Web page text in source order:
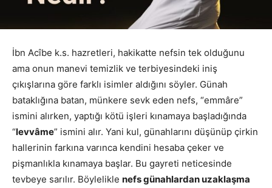
İbn Acîbe k.s. hazretleri, hakikatte nefsin tek olduğunu
ama onun manevi temizlik ve terbiyesindeki iniş
çıkışlarına göre farklı isimler aldığını söyler. Günah
bataklığına batan, münkere sevk eden nefs, “emmâre”
ismini alırken, yaptığı kötü işleri kınamaya başladığında
“levvâme” ismini alır. Yani kul, günahlarını düşünüp çirkin
hallerinin farkına varınca kendini hesaba çeker ve
pişmanlıkla kınamaya başlar. Bu gayreti neticesinde
tevbeye sarılır. Böylelikle nefs günahlardan uzaklaşma